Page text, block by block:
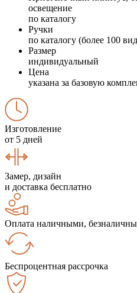
освещение
по каталогу
Ручки
по каталогу (более 100
Размер
индивидуальный
Цена
указана за базовую
Изготовление
от 5 дней
Замер, дизайн
и доставка бесплатно
Оплата наличными,
Беспроцентная рассрочка